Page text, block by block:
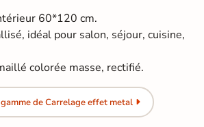
60*120 cm.
idéal pour salon, séjour, cuisine,
colorée masse, rectifié.
de Carrelage effet metal